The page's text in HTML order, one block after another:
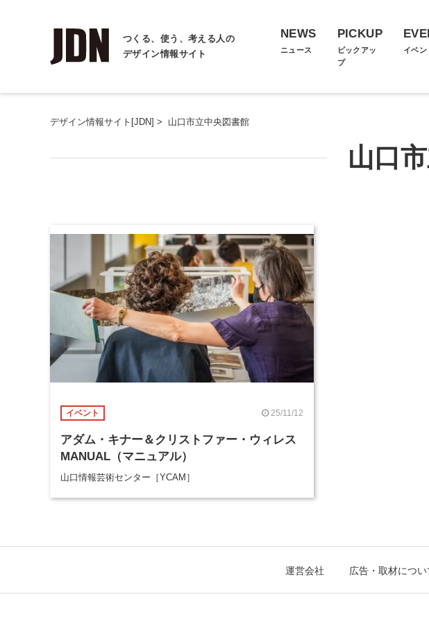
つくる、使う、考える人の
デザイン情報サイト
NEWS
ニュース
PICKUP
ピックアッ
プ
イベン
デザイン情報サイト[JDN] > 山口市立中央図書館
山口
イベント 25/11/12
アダム・キナー＆クリストファー・ウィレス
MANUAL（マニュアル）
山口情報芸術センター［YCAM］
運営会社 広告・取材につい